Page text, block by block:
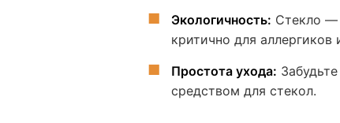
Экологичность: Стекло —
критично для аллергиков
Простота ухода:
средством для стекол.